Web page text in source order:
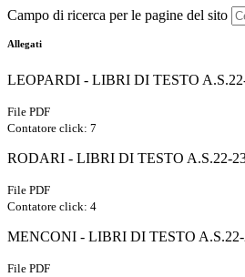
Campo di ricerca per le pagine del sito
Allegati
LEOPARDI - LIBRI DI TESTO
File PDF
Contatore click: 7
RODARI - LIBRI DI TESTO A.S.22-
File PDF
Contatore click: 4
MENCONI - LIBRI DI TESTO A.S.22-
File PDF